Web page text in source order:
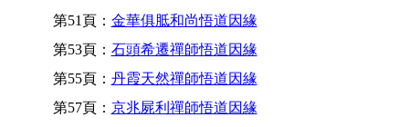
第51頁： 金華俱胝和尚悟道因緣
第53頁： 石頭希遷禪師悟道因緣
第55頁： 丹霞天然禪師悟道因緣
第57頁： 京兆屍利禪師悟道因緣